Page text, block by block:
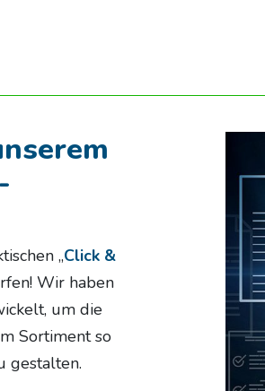
„Click &
Wir haben
um die
Sortiment so
gestalten.